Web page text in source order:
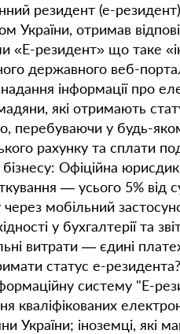
резидент (е-
України, отримав
«Е-резидент» що таке
державного веб-
інформації про
які отримають
перебуваючи у будь-
рахунку та сплати
Офіційна
— усього 5%
мобільний
у бухгалтерії та
витрати — єдині
статус е-
систему "Е-
кваліфікованих
України; іноземці, які